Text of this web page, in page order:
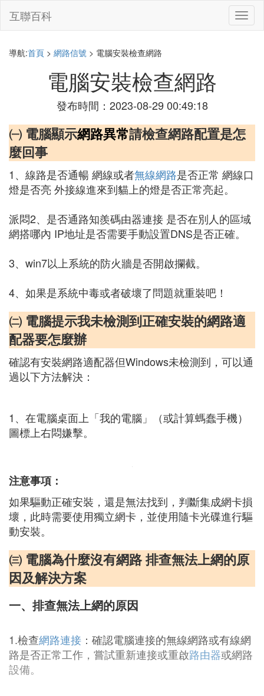
切
換
互聯百科
導航:首頁 > 網路信號 > 電腦安裝檢查網路
電腦安裝檢查網路
發布時間：2023-08-29 00:49:18
㈠ 電腦顯示網路異常請檢查網路配置是怎
麼回事
1、線路是否通暢 網線或者無線網路是否正常 網線口
燈是否亮 外接線進來到貓上的燈是否正常亮起。
派悶2、是否通路知羨碼由器連接 是否在別人的區域
網搭哪內 IP地址是否需要手動設置DNS是否正確。
3、win7以上系統的防火牆是否開啟攔截。
4、如果是系統中毒或者破壞了問題就重裝吧！
㈡ 電腦提示我未檢測到正確安裝的網路適
配器要怎麼辦
確認有安裝網路適配器但Windows未檢測到，可以通
過以下方法解決：
1、在電腦桌面上「我的電腦」（或計算螞蠢手機）
圖標上右悶嫌擊。
注意事項：
如果驅動正確安裝，還是無法找到，判斷集成網卡損
壞，此時需要使用獨立網卡，並使用隨卡光碟進行驅
動安裝。
㈢ 電腦為什麼沒有網路 排查無法上網的原
因及解決方案
一、排查無法上網的原因
1.檢查網路連接 ：確認電腦連接的無線網路或有線網
路是否正常工作，嘗試重新連接或重啟路由器或網路
設備。